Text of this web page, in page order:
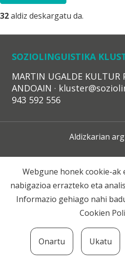
32aldiz deskargatu da.
SOZIOLINGUISTIKA
MARTIN UGALDE KULTUR
ANDOAIN ·
943 592 556
Aldizkarian
© 2020
Webgune honek cookie-ak
nabigazioa errazteko eta
Informazio gehiago nahi
Cookien
Onartu Ukatu